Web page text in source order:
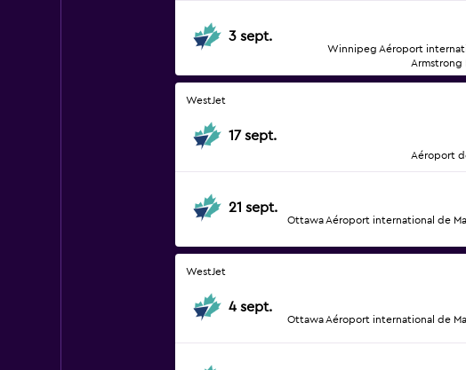
3 sept.
Winnipeg Aéroport
Armstrong
WestJet
17 sept.
Aéroport
21 sept.
Ottawa Aéroport international de
WestJet
4 sept.
Ottawa Aéroport international de